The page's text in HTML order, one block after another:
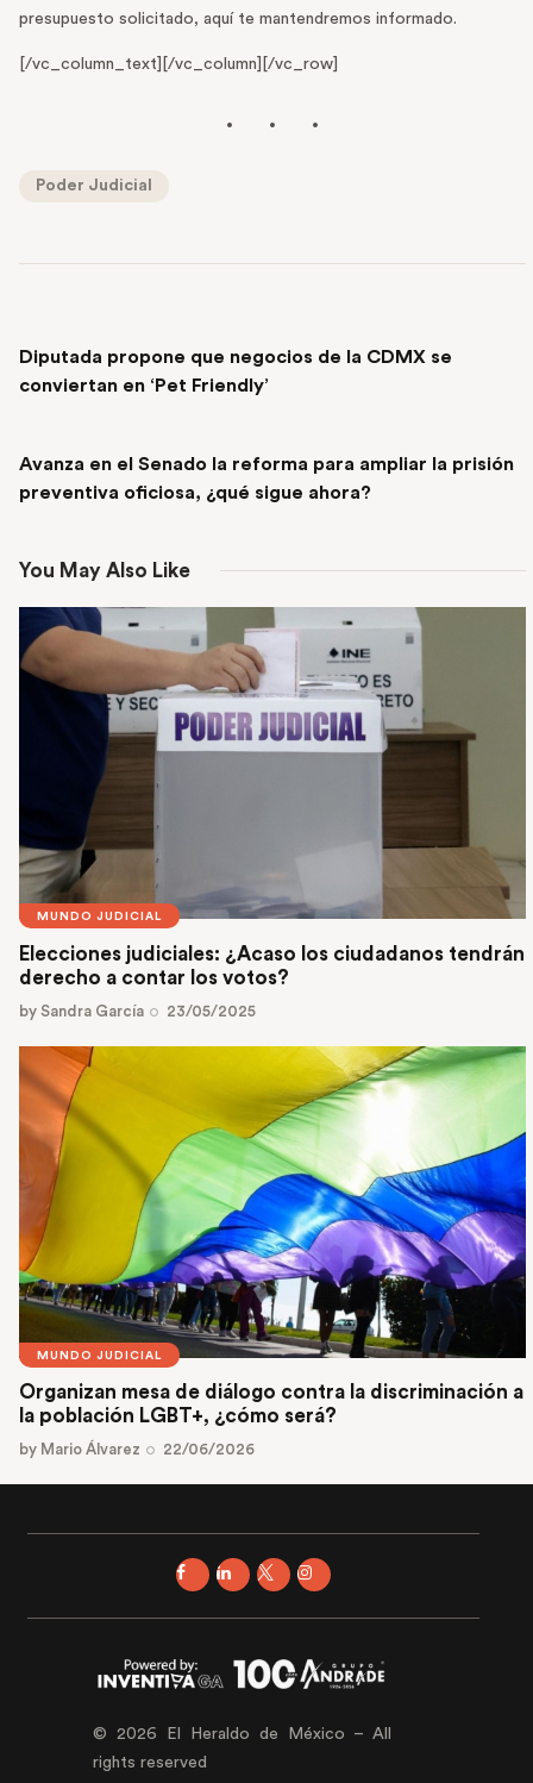
presupuesto solicitado, aquí te mantendremos informado.
[/vc_column_text][/vc_column][/vc_row]
Poder Judicial
Diputada propone que negocios de la CDMX se
conviertan en ‘Pet Friendly’
Avanza en el Senado la reforma para ampliar la prisión
preventiva oficiosa, ¿qué sigue ahora?
You May Also Like
MUNDO JUDICIAL
Elecciones judiciales: ¿Acaso los ciudadanos tendrán
derecho a contar los votos?
by Sandra García 23/05/2025
MUNDO JUDICIAL
Organizan mesa de diálogo contra la discriminación a
la población LGBT+, ¿cómo será?
by Mario Álvarez 22/06/2026
© 2026 El Heraldo de México – All
rights reserved